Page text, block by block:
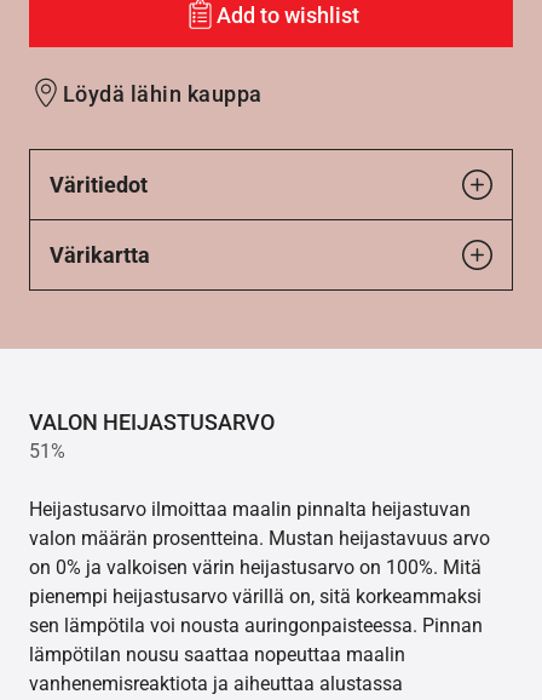
Add to wishlist
Löydä lähin kauppa
Väritiedot
Värikartta
VALON HEIJASTUSARVO
51%
Heijastusarvo ilmoittaa maalin pinnalta heijastuvan
valon määrän prosentteina. Mustan heijastavuus arvo
on 0% ja valkoisen värin heijastusarvo on 100%. Mitä
pienempi heijastusarvo värillä on, sitä korkeammaksi
sen lämpötila voi nousta auringonpaisteessa. Pinnan
lämpötilan nousu saattaa nopeuttaa maalin
vanhenemisreaktiota ja aiheuttaa alustassa